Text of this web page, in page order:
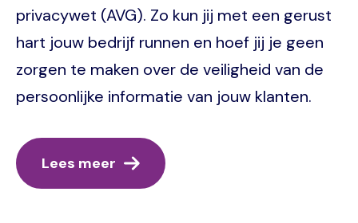
privacywet (AVG). Zo kun jij met een gerust
hart jouw bedrijf runnen en hoef jij je geen
zorgen te maken over de veiligheid van de
persoonlijke informatie van jouw klanten.
Lees meer